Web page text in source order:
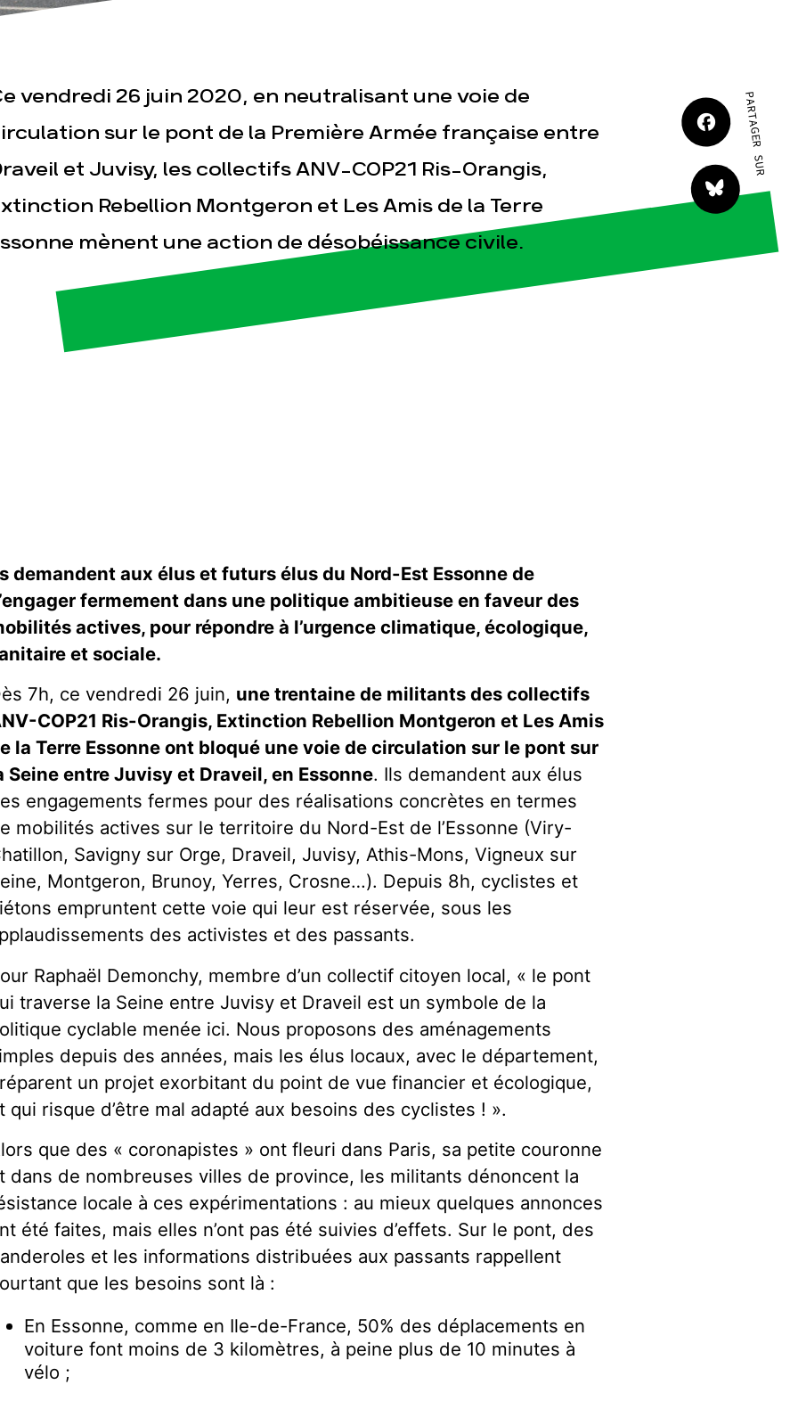
Publications Contact
vendredi 26 juin 2020, en neutralisant une voie de
sur le pont de la Première Armée française entre
et Juvisy, les collectifs ANV-COP21 Ris-Orangis,
Rebellion Montgeron et Les Amis de la Terre
mènent une action de désobéissance civile.
PARTAGER SUR
demandent aux élus et futurs élus du Nord-Est Essonne de
fermement dans une politique ambitieuse en faveur des
actives, pour répondre à l’urgence climatique, écologique,
et sociale.
7h, ce vendredi 26 juin, une trentaine de militants des collectifs
COP21 Ris-Orangis, Extinction Rebellion Montgeron et Les Amis
la Terre Essonne ont bloqué une voie de circulation sur le pont sur
Seine entre Juvisy et Draveil, en Essonne. Ils demandent aux élus
engagements fermes pour des réalisations concrètes en termes
mobilités actives sur le territoire du Nord-Est de l’Essonne (Viry-
Savigny sur Orge, Draveil, Juvisy, Athis-Mons, Vigneux sur
Montgeron, Brunoy, Yerres, Crosne…). Depuis 8h, cyclistes et
empruntent cette voie qui leur est réservée, sous les
des activistes et des passants.
Raphaël Demonchy, membre d’un collectif citoyen local, « le pont
traverse la Seine entre Juvisy et Draveil est un symbole de la
cyclable menée ici. Nous proposons des aménagements
depuis des années, mais les élus locaux, avec le département,
un projet exorbitant du point de vue financier et écologique,
qui risque d’être mal adapté aux besoins des cyclistes ! ».
que des « coronapistes » ont fleuri dans Paris, sa petite couronne
dans de nombreuses villes de province, les militants dénoncent la
locale à ces expérimentations : au mieux quelques annonces
été faites, mais elles n’ont pas été suivies d’effets. Sur le pont, des
et les informations distribuées aux passants rappellent
que les besoins sont là :
En Essonne, comme en Ile-de-France, 50% des déplacements en
voiture font moins de 3 kilomètres, à peine plus de 10 minutes à
vélo ;